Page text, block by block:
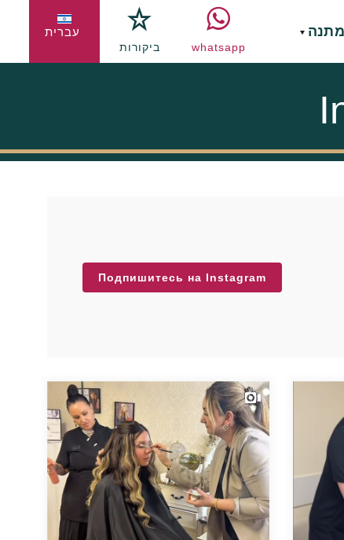
whatsapp ביקורות
עברית
Подпишитесь на Instagram